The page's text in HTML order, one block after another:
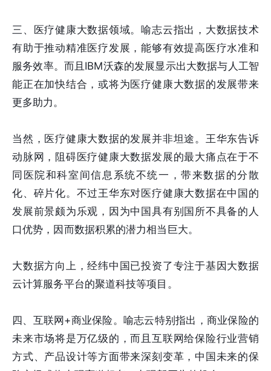
三、医疗健康大数据领域。喻志云指出，大数据技术
有助于推动精准医疗发展，能够有效提高医疗水准和
服务效率。而且IBM沃森的发展显示出大数据与人工智
能正在加快结合，或将为医疗健康大数据的发展带来
更多助力。
当然，医疗健康大数据的发展并非坦途。王华东告诉
动脉网，阻碍医疗健康大数据发展的最大痛点在于不
同医院和科室间信息系统不统一，带来数据的分散
化、碎片化。不过王华东对医疗健康大数据在中国的
发展前景颇为乐观，因为中国具有别国所不具备的人
口优势，因而数据积累的潜力相当巨大。
大数据方向上，经纬中国已投资了专注于基因大数据
云计算服务平台的聚道科技等项目。
四、互联网+商业保险。喻志云特别指出，商业保险的
未来市场将是万亿级的，而且互联网给保险行业营销
方式、产品设计等方面带来深刻变革，中国未来的保